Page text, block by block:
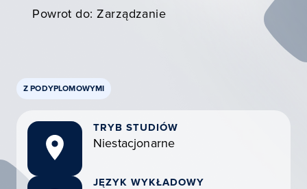
WSPÓŁPRACA
Powrot do: Zarządzanie
Z PODYPLOMOWYMI
TRYB STUDIÓW
Niestacjonarne
JĘZYK WYKŁADOWY